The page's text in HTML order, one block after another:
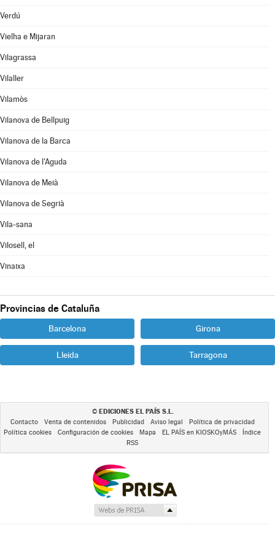
Verdú
Vielha e Mijaran
Vilagrassa
Vilaller
Vilamòs
Vilanova de Bellpuig
Vilanova de la Barca
Vilanova de l'Aguda
Vilanova de Meià
Vilanova de Segrià
Vila-sana
Vilosell, el
Vinaixa
Provincias de Cataluña
Barcelona Girona
Lleida Tarragona
© EDICIONES EL PAÍS S.L.
Contacto Venta de contenidos Publicidad Aviso legal
Política de privacidad
Política cookies
Configuración de cookies Mapa EL PAÍS en KIOSKOyMÁS
Índice
RSS